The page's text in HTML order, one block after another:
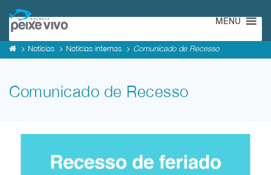
MENU
Notícias Notícias internas Comunicado de Recesso
Comunicado de Recesso